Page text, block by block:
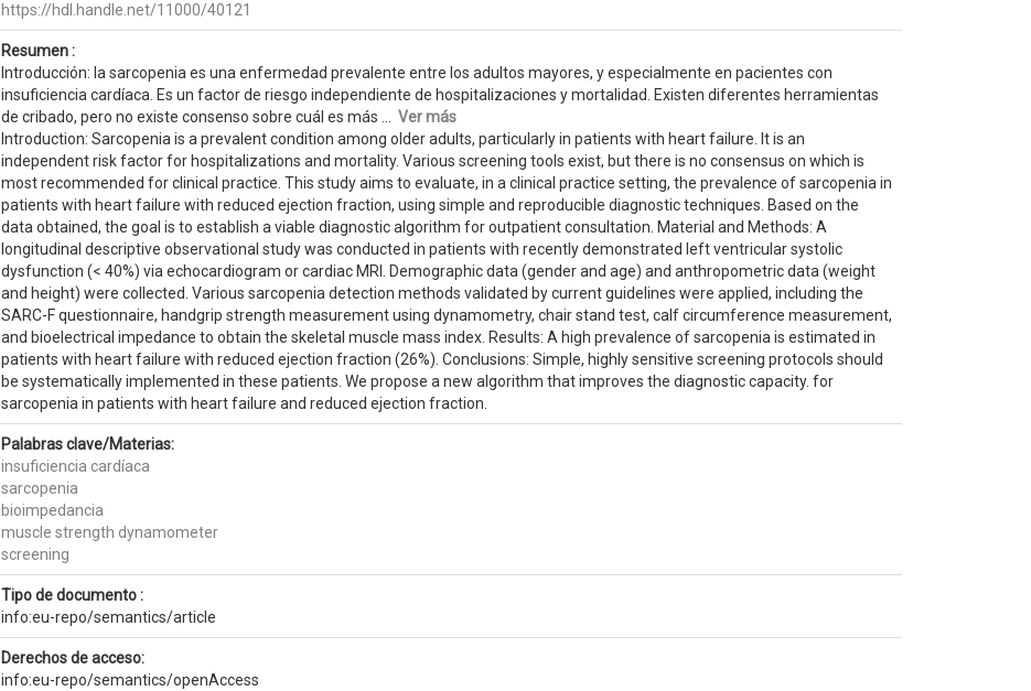
https://hdl.handle.net/11000/40121
Resumen :
Introducción: la sarcopenia es una enfermedad prevalente entre los adultos mayores, y especialmente en pacientes con
insuficiencia cardíaca. Es un factor de riesgo independiente de hospitalizaciones y mortalidad. Existen diferentes herramientas
de cribado, pero no existe consenso sobre cuál es más ... Ver más
Introduction: Sarcopenia is a prevalent condition among older adults, particularly in patients with heart failure. It is an
independent risk factor for hospitalizations and mortality. Various screening tools exist, but there is no consensus on which is
most recommended for clinical practice. This study aims to evaluate, in a clinical practice setting, the prevalence of sarcopenia in
patients with heart failure with reduced ejection fraction, using simple and reproducible diagnostic techniques. Based on the
data obtained, the goal is to establish a viable diagnostic algorithm for outpatient consultation. Material and Methods: A
longitudinal descriptive observational study was conducted in patients with recently demonstrated left ventricular systolic
dysfunction (< 40%) via echocardiogram or cardiac MRI. Demographic data (gender and age) and anthropometric data (weight
and height) were collected. Various sarcopenia detection methods validated by current guidelines were applied, including the
SARC-F questionnaire, handgrip strength measurement using dynamometry, chair stand test, calf circumference measurement,
and bioelectrical impedance to obtain the skeletal muscle mass index. Results: A high prevalence of sarcopenia is estimated in
patients with heart failure with reduced ejection fraction (26%). Conclusions: Simple, highly sensitive screening protocols should
be systematically implemented in these patients. We propose a new algorithm that improves the diagnostic capacity. for
sarcopenia in patients with heart failure and reduced ejection fraction.
Palabras clave/Materias:
insuficiencia cardíaca
sarcopenia
bioimpedancia
muscle strength dynamometer
screening
Tipo de documento :
info:eu-repo/semantics/article
Derechos de acceso:
info:eu-repo/semantics/openAccess